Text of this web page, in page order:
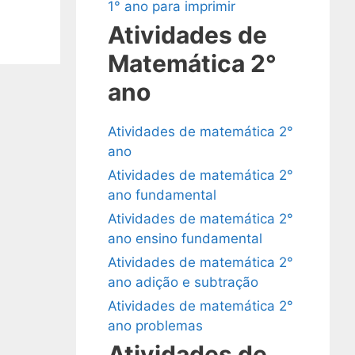
1° ano para imprimir
Atividades de
Matemática 2°
ano
Atividades de matemática 2°
ano
Atividades de matemática 2°
ano fundamental
Atividades de matemática 2°
ano ensino fundamental
Atividades de matemática 2°
ano adição e subtração
Atividades de matemática 2°
ano problemas